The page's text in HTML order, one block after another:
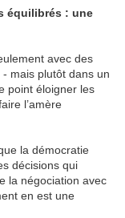
équilibrés : une
avec des
mais plutôt dans un
point éloigner les
l’amère
la démocratie
décisions qui
la négociation avec
en est une